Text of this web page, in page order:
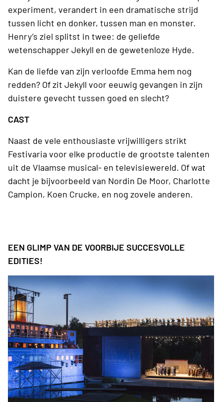
experiment, verandert in een dramatische strijd
tussen licht en donker, tussen man en monster.
Henry’s ziel splitst in twee: de geliefde
wetenschapper Jekyll en de gewetenloze Hyde.
Kan de liefde van zijn verloofde Emma hem nog
redden? Of zit Jekyll voor eeuwig gevangen in zijn
duistere gevecht tussen goed en slecht?
CAST
Naast de vele enthousiaste vrijwilligers strikt
Festivaria voor elke productie de grootste talenten
uit de Vlaamse musical- en televisiewereld. Of wat
dacht je bijvoorbeeld van Nordin De Moor, Charlotte
Campion, Koen Crucke, en nog zovele anderen.
EEN GLIMP VAN DE VOORBIJE SUCCESVOLLE
EDITIES!